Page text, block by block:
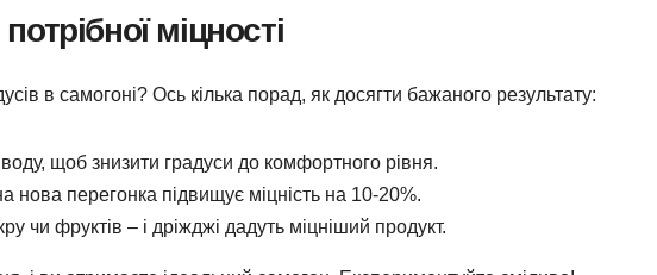
міцності
в самогоні? Ось кілька порад, як досягти бажаного результату:
щоб знизити градуси до комфортного рівня.
нова перегонка підвищує міцність на 10-20%.
чи фруктів – і дріжджі дадуть міцніший продукт.